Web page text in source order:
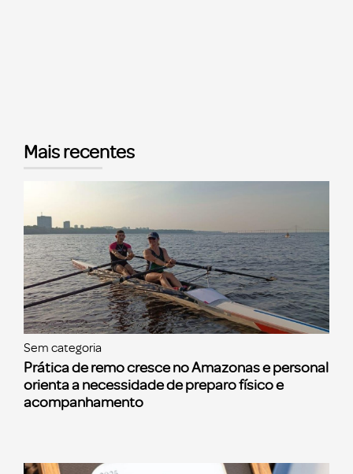
Mais recentes
Sem categoria
Prática de remo cresce no Amazonas e personal
orienta a necessidade de preparo físico e
acompanhamento